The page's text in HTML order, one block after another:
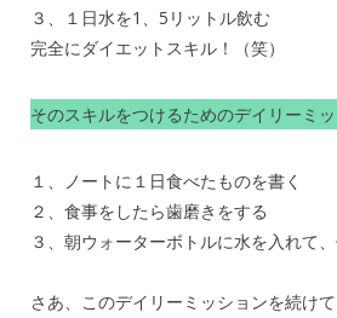
３、１日水を1、5リットル飲む
完全にダイエットスキル！（笑）
そのスキルをつけるためのデイリーミ
１、ノートに１日食べたものを書く
２、食事をしたら歯磨きをする
３、朝ウォーターボトルに水を入れて
さあ、このデイリーミッションを続け